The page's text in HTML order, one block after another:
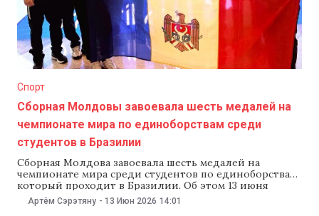
Спорт
Сборная Молдовы завоевала шесть медалей на
чемпионате мира по единоборствам среди
студентов в Бразилии
Сборная Молдова завоевала шесть медалей на
чемпионате мира среди студентов по единоборствам,
который проходит в Бразилии. Об этом 13 июня
сообщили в министерстве образования и
исследований. Чемпионками мира среди студентов
Артём Сэрэтяну - 13 Июн 2026 14:01